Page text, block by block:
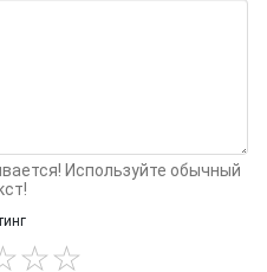
Используйте обычный